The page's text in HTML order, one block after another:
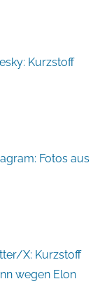
Kurzstoff
Fotos aus
X: Kurzstoff
wegen Elon